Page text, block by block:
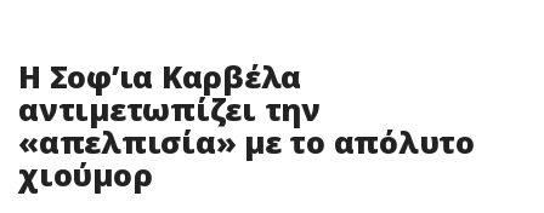
Η Σοφ’ια Καρβέλα
αντιμετωπίζει την
«απελπισία» με το απόλυτο
χιούμορ